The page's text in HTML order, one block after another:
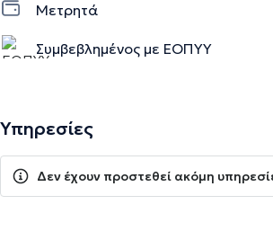
Μετρητά
Συμβεβλημένος με ΕΟΠΥΥ
Υπηρεσίες
Δεν έχουν προστεθεί ακόμη